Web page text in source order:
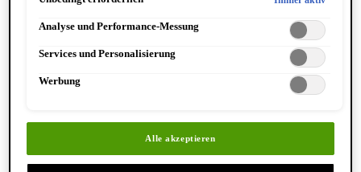
Hand & Körper
Reinigung & Peeling für den Körper
Körperbalsame und Öle
Datenschutzinformationen.
Analyse und Performance-Messung
Services und Personalisierung
Werbung
Alle akzeptieren